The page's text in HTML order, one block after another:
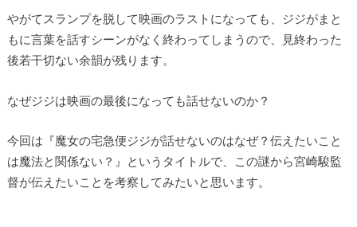
やがてスランプを脱して映画のラストになっても、ジジがまと
もに言葉を話すシーンがなく終わってしまうので、見終わった
後若干切ない余韻が残ります。
なぜジジは映画の最後になっても話せないのか？
今回は『魔女の宅急便ジジが話せないのはなぜ？伝えたいこと
は魔法と関係ない？』というタイトルで、この謎から宮崎駿監
督が伝えたいことを考察してみたいと思います。